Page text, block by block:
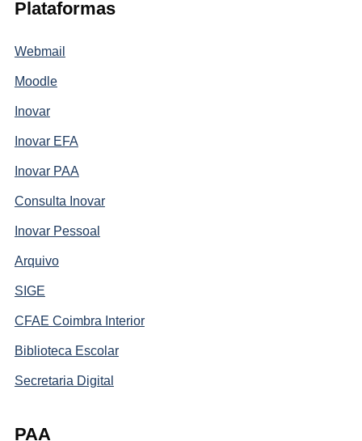
Plataformas
Webmail
Moodle
Inovar
Inovar EFA
Inovar PAA
Consulta Inovar
Inovar Pessoal
Arquivo
SIGE
CFAE Coimbra Interior
Biblioteca Escolar
Secretaria Digital
PAA